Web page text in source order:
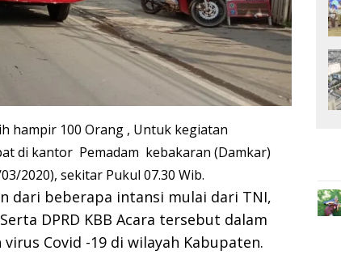
hampir 100 Orang , Untuk kegiatan
di kantor Pemadam kebakaran (Damkar)
2020), sekitar Pukul 07.30 Wib.
dari beberapa intansi mulai dari TNI,
DPRD KBB Acara tersebut dalam
Covid -19 di wilayah Kabupaten.